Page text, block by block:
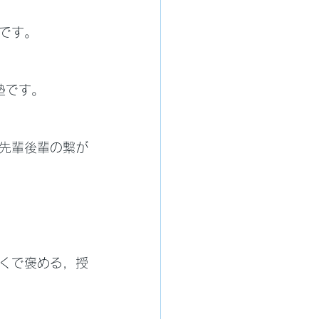
す。
す。
輩後輩の繋が
で褒める，授